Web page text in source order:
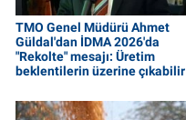
TMO Genel Müdürü Ahmet
Güldal'dan İDMA 2026'da
"Rekolte" mesajı: Üretim
beklentilerin üzerine çıkabilir